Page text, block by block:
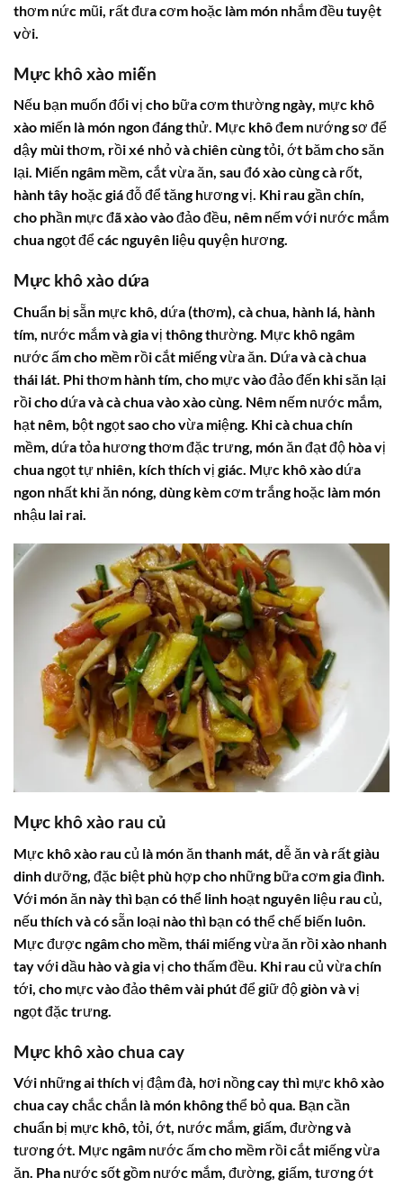
thơm nức mũi, rất đưa cơm hoặc làm món nhắm đều tuyệt
vời.
Mực khô xào miến
Nếu bạn muốn đổi vị cho bữa cơm thường ngày, mực khô
xào miến là món ngon đáng thử. Mực khô đem nướng sơ để
dậy mùi thơm, rồi xé nhỏ và chiên cùng tỏi, ớt băm cho săn
lại. Miến ngâm mềm, cắt vừa ăn, sau đó xào cùng cà rốt,
hành tây hoặc giá đỗ để tăng hương vị. Khi rau gần chín,
cho phần mực đã xào vào đảo đều, nêm nếm với nước mắm
chua ngọt để các nguyên liệu quyện hương.
Mực khô xào dứa
Chuẩn bị sẵn mực khô, dứa (thơm), cà chua, hành lá, hành
tím, nước mắm và gia vị thông thường. Mực khô ngâm
nước ấm cho mềm rồi cắt miếng vừa ăn. Dứa và cà chua
thái lát. Phi thơm hành tím, cho mực vào đảo đến khi săn lại
rồi cho dứa và cà chua vào xào cùng. Nêm nếm nước mắm,
hạt nêm, bột ngọt sao cho vừa miệng. Khi cà chua chín
mềm, dứa tỏa hương thơm đặc trưng, món ăn đạt độ hòa vị
chua ngọt tự nhiên, kích thích vị giác. Mực khô xào dứa
ngon nhất khi ăn nóng, dùng kèm cơm trắng hoặc làm món
nhậu lai rai.
Mực khô xào rau củ
Mực khô xào rau củ là món ăn thanh mát, dễ ăn và rất giàu
dinh dưỡng, đặc biệt phù hợp cho những bữa cơm gia đình.
Với món ăn này thì bạn có thể linh hoạt nguyên liệu rau củ,
nếu thích và có sẵn loại nào thì bạn có thể chế biến luôn.
Mực được ngâm cho mềm, thái miếng vừa ăn rồi xào nhanh
tay với dầu hào và gia vị cho thấm đều. Khi rau củ vừa chín
tới, cho mực vào đảo thêm vài phút để giữ độ giòn và vị
ngọt đặc trưng.
Mực khô xào chua cay
Với những ai thích vị đậm đà, hơi nồng cay thì mực khô xào
chua cay chắc chắn là món không thể bỏ qua. Bạn cần
chuẩn bị mực khô, tỏi, ớt, nước mắm, giấm, đường và
tương ớt. Mực ngâm nước ấm cho mềm rồi cắt miếng vừa
ăn. Pha nước sốt gồm nước mắm, đường, giấm, tương ớt